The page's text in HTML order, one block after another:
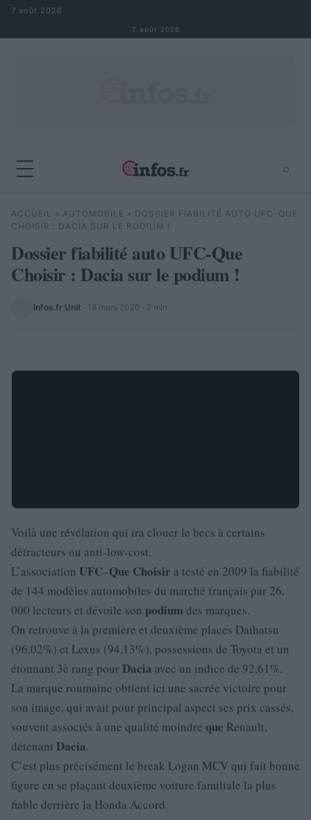
Aller au contenu
7 août 2026
7 août 2026
⌕
Rechercher ⌕ ×
ACCUEIL » AUTOMOBILE » DOSSIER FIABILITÉ AUTO UFC-QUE
CHOISIR : DACIA SUR LE PODIUM !
Dossier fiabilité auto UFC-Que
Choisir : Dacia sur le podium !
Infos.fr Unit · 18 mars 2020 · 2 min
Voilà une révélation qui ira clouer le becs à certains
détracteurs ou anti-low-cost.
L’association UFC–Que Choisir a testé en 2009 la fiabilité
de 144 modèles automobiles du marché français par 26.
000 lecteurs et dévoile son podiumdes marques.
On retrouve à la première et deuxième places Daihatsu
(96,02%) et Lexus (94,13%), possessions de Toyota et un
étonnant 3è rang pour Dacia avec un indice de 92,61%.
La marque roumaine obtient ici une sacrée victoire pour
son image, qui avait pour principal aspect ses prix cassés,
souvent associés à une qualité moindre que Renault,
détenant Dacia.
C’est plus précisément le break Logan MCV qui fait bonne
figure en se plaçant deuxième voiture familiale la plus
fiable derrière la Honda Accord.